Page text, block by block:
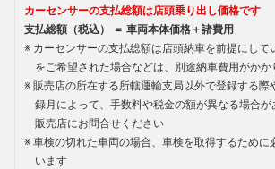
カーセンサーの支払総額は店頭乗り出し価格です
支払総額（税込） ＝ 車両本体価格＋諸費用
カーセンサーの支払総額は店頭納車を前提にして
をご希望された場合などは、別途納車費用がかか
販売店の所在する所轄運輸支局以外で登録する際
録月によって、手数料や税金の額が異なる場合が
販売店にお問合せください
車検の切れた車両の場合、車検を取得するために
います